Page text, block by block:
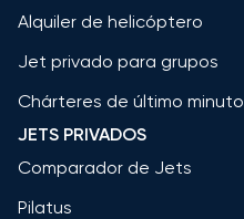
Alquiler de helicóptero
Jet privado para grupos
Chárteres de último minuto
JETS PRIVADOS
Comparador de Jets
Pilatus